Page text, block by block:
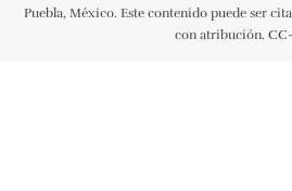
Puebla, México. Este contenido puede ser
con atribución.